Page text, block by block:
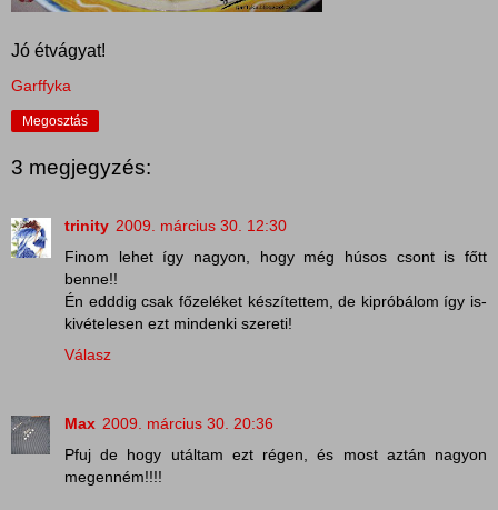
Jó étvágyat!
Garffyka
Megosztás
3 megjegyzés:
trinity 2009. március 30. 12:30
Finom lehet így nagyon, hogy még húsos csont is főtt
benne!!
Én edddig csak főzeléket készítettem, de kipróbálom így is-
kivételesen ezt mindenki szereti!
Válasz
Max 2009. március 30. 20:36
Pfuj de hogy utáltam ezt régen, és most aztán nagyon
megenném!!!!